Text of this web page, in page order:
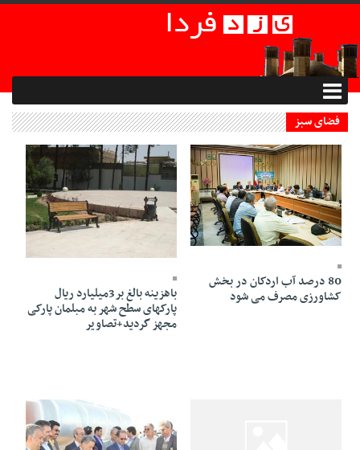
فضای سبز
03 Shahrivar 1398 - 21:51
80 درصد آب اردکان در بخش
کشاورزی مصرف می شود باهزینه بالغ بر3میلیارد ریال
پارکهای سطح شهر به مبلمان پارکی
مجهز گردید+تصاویر